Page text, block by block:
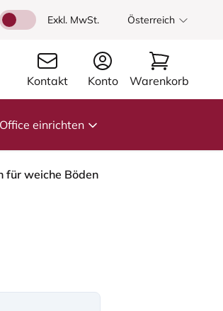
Exkl. MwSt. Österreich
Kontakt Konto Warenkorb
einrichten
für weiche Böden